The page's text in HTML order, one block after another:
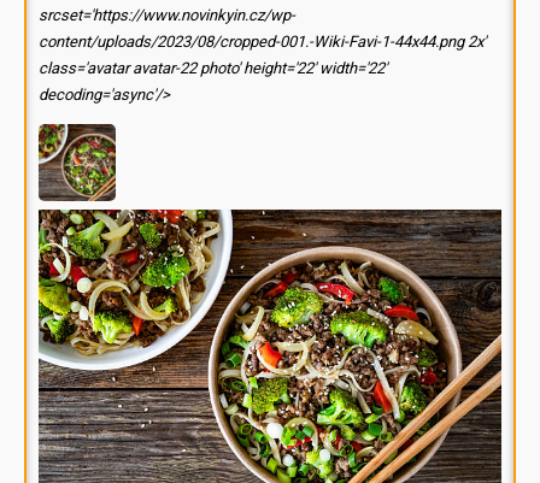
srcset='https://www.novinkyin.cz/wp-
content/uploads/2023/08/cropped-001.-Wiki-Favi-1-44x44.png 2x'
class='avatar avatar-22 photo' height='22' width='22'
decoding='async'/>